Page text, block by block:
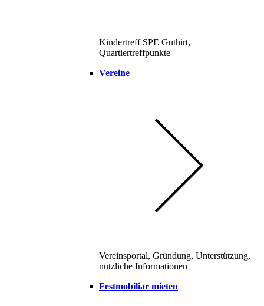
Kindertreff SPE Guthirt,
Quartiertreffpunkte
Vereine
Vereinsportal, Gründung, Unterstützung,
nützliche Informationen
Festmobiliar mieten